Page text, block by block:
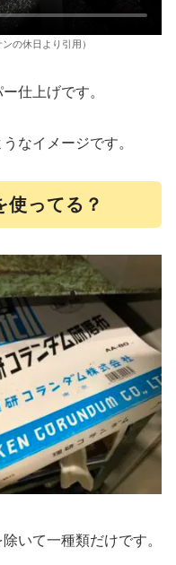
の休日より引用）
仕上げです。
なイメージです。
使ってる？
いて一種類だけです。